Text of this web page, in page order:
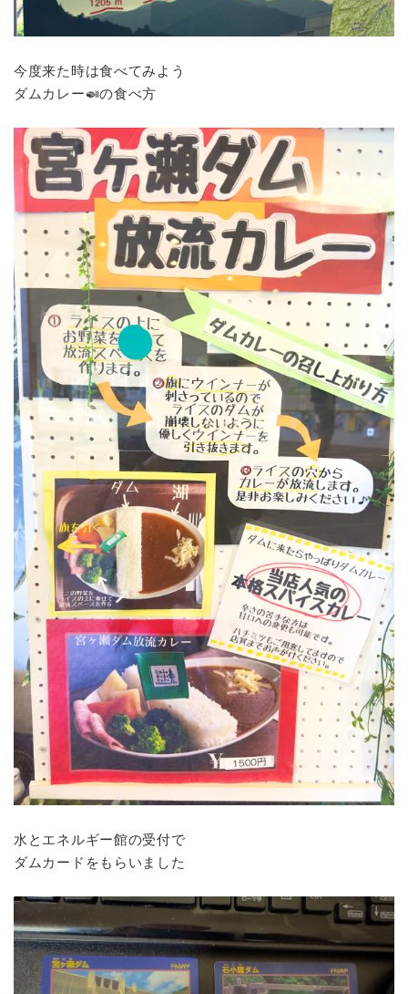
今度来た時は食べてみよう
ダムカレー🍛の食べ方
水とエネルギー館の受付で
ダムカードをもらいました